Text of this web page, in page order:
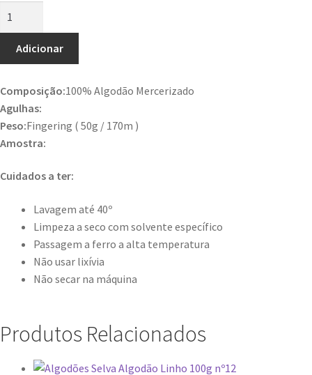
Adicionar
Composição:100% Algodão Mercerizado
Agulhas:
Peso:Fingering ( 50g / 170m )
Amostra:
Cuidados a ter:
Lavagem até 40º
Limpeza a seco com solvente específico
Passagem a ferro a alta temperatura
Não usar lixívia
Não secar na máquina
Produtos Relacionados